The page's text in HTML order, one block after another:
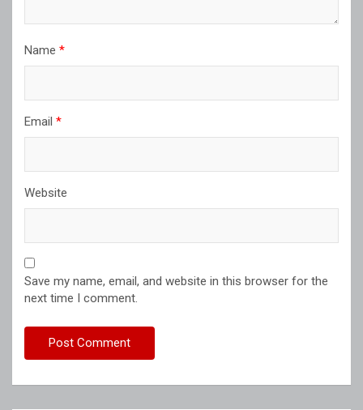
Name *
Email *
Website
Save my name, email, and website in this browser for the
next time I comment.